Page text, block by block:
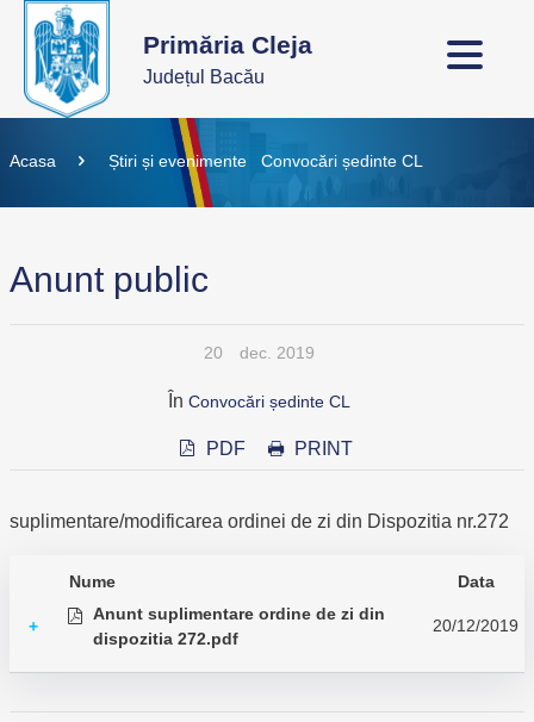
Primăria Cleja
Județul Bacău
Acasa Știri și evenimente Convocări ședinte CL
Anunt public
20 dec. 2019
În Convocări ședinte CL
PDF PRINT
suplimentare/modificarea ordinei de zi din Dispozitia nr.272
Nume Data
+
Anunt suplimentare ordine de zi din
dispozitia 272.pdf
20/12/2019